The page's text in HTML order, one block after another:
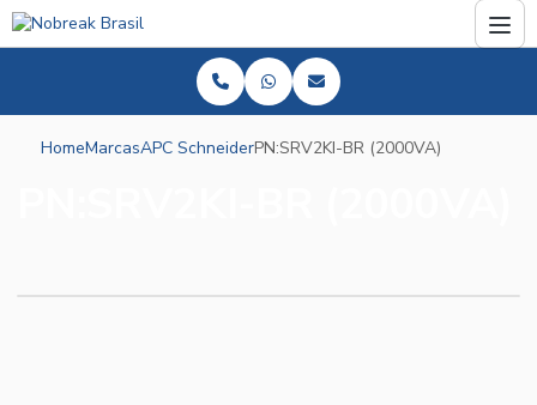
HomeMarcasAPC SchneiderPN:SRV2KI-BR (2000VA)